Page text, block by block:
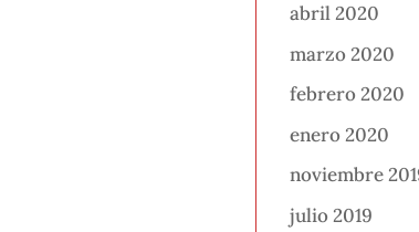
abril 2020
marzo 2020
febrero 2020
enero 2020
noviembre
julio 2019